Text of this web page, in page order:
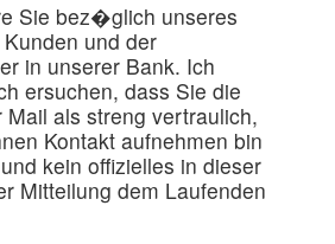
Sie bez�glich unseres
und der
in unserer Bank. Ich
ersuchen, dass Sie die
Mail als streng vertraulich,
Kontakt aufnehmen bin
kein offizielles in dieser
Mitteilung dem Laufenden